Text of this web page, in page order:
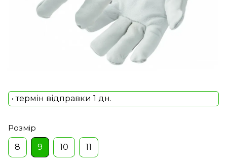
• термін відправки 1 дн.
Розмір
8
9 10 11